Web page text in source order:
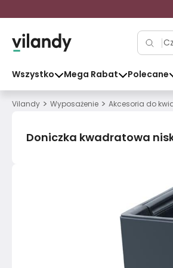
Wszystko Mega Rabat Polecane
Vilandy > Wyposażenie > Akcesoria do
Doniczka kwadratowa